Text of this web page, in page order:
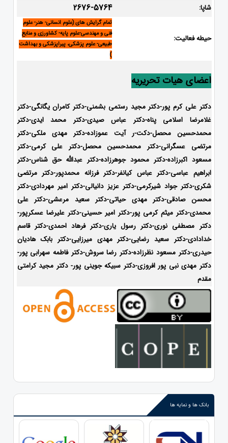
شاپا: 2676-5764
حیطه فعالیت:
تمام گرایش های (علوم انسانی- هنر- علوم
فنی و مهندسی-علوم پایه- کشاورزی و منابع
طبیعی- علوم پزشکی، پیراپزشکی و بهداشت
)
اعضای هیات تحریریه
دکتر علی کرم پور-دکتر مجید رستمی بشمنی-دکتر کامران یگانگی-دکتر
غلامرضا اسلامی پناه-دکتر عباس صیدی-دکتر محمد ایدی-دکتر
محمدحسین محصل-دکت-ر آیت عموزاده-دکتر مهدی ملکی-دکتر
مرتضی عسگرانی-دکتر محمدحسین محصل-دکتر علی کرمی-دکتر
مسعود اکبرزاده-دکتر محمود جوهرزاده-دکتر عبدالله حق شناس-دکتر
ابراهیم عباسی-دکتر عباس کیانفر-دکتر فرزانه محمدپور-دکتر مرتضی
شکری-دکتر جواد شیرکرمی-دکتر عزیز دانیالی-دکتر امیر مهردادی-دکتر
محسن صادقی-دکتر مهدی حیاتی-دکتر سعید مرعشی-دکتر علی
محمدی-دکتر میثم کرمی پور-دکتر امیر حسینی-دکتر علیرضا عسکرپور-
دکتر مصطفی نوری-دکتر رسول یاری-دکتر فرهاد احمدی-دکتر قاسم
خدادادی-دکتر سعید رضایی-دکتر مهدی میرزایی-دکتر بابک هادیان
حیدری-دکتر مسعود نظرزاده-دکتر رضا سروش-دکتر فاطمه سهرابی پور-
دکتر مهدی نبی پور افروزی-دکتر سبیکه جوینی پور- دکتر مجید کرامتی
مقدم
بانک ها و نمایه ها